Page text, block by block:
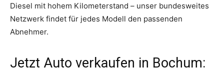
Diesel mit hohem Kilometerstand – unser bundesweites
Netzwerk findet für jedes Modell den passenden
Abnehmer.
Jetzt Auto verkaufen in Bochum: